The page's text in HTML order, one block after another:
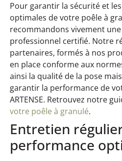
Pour garantir la sécurité et
optimales de votre poêle à
recommandons vivement
professionnel certifié. Notre
partenaires, formés à nos
en place conforme aux
ainsi la qualité de la pose
garantir la performance de
ARTENSE. Retrouvez notre
votre poêle à granulé.
Entretien
performance